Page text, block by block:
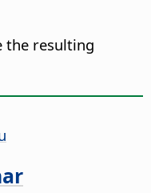
the resulting